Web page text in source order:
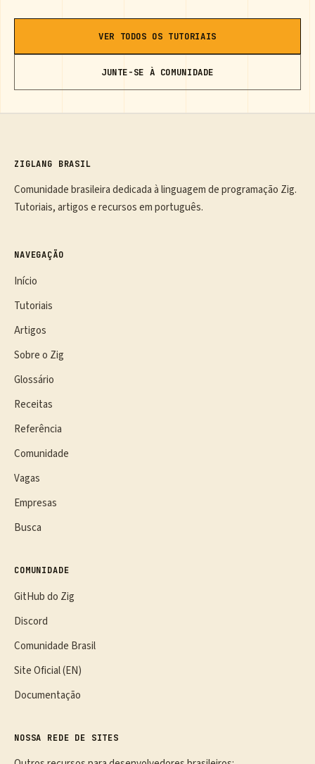
VER TODOS OS TUTORIAIS
JUNTE-SE À COMUNIDADE
ZIGLANG BRASIL
Comunidade brasileira dedicada à linguagem de programação Zig.
Tutoriais, artigos e recursos em português.
NAVEGAÇÃO
Início
Tutoriais
Artigos
Sobre o Zig
Glossário
Receitas
Referência
Comunidade
Vagas
Empresas
Busca
COMUNIDADE
GitHub do Zig
Discord
Comunidade Brasil
Site Oficial (EN)
Documentação
NOSSA REDE DE SITES